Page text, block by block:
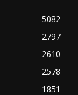
5082
2797
2610
2578
1851